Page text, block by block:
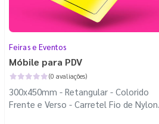
Feiras e Eventos
Móbile para PDV
(0 avaliações)
300x450mm - Retangular - Colorido
Frente e Verso - Carretel Fio de Nylon